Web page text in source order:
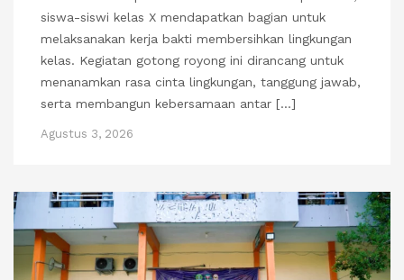
siswa-siswi kelas X mendapatkan bagian untuk
melaksanakan kerja bakti membersihkan lingkungan
kelas. Kegiatan gotong royong ini dirancang untuk
menanamkan rasa cinta lingkungan, tanggung jawab,
serta membangun kebersamaan antar […]
Agustus 3, 2026